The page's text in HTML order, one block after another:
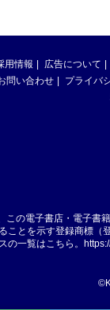
用情報 広告について
問い合わせ プライバ
この電子書店・電子書
ことを示す登録商標（
の一覧はこちら。